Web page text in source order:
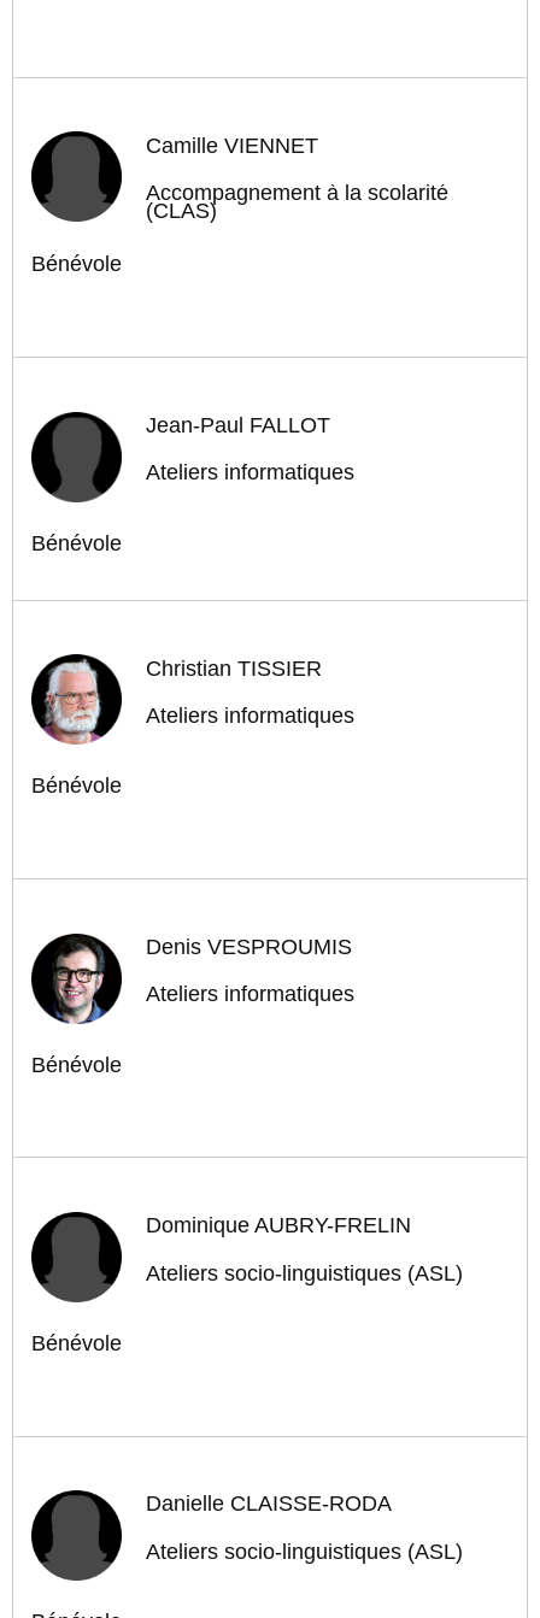
Camille VIENNET
Accompagnement à la scolarité
(CLAS)
Bénévole
Jean-Paul FALLOT
Ateliers informatiques
Bénévole
Christian TISSIER
Ateliers informatiques
Bénévole
Denis VESPROUMIS
Ateliers informatiques
Bénévole
Dominique AUBRY-FRELIN
Ateliers socio-linguistiques (ASL)
Bénévole
Danielle CLAISSE-RODA
Ateliers socio-linguistiques (ASL)